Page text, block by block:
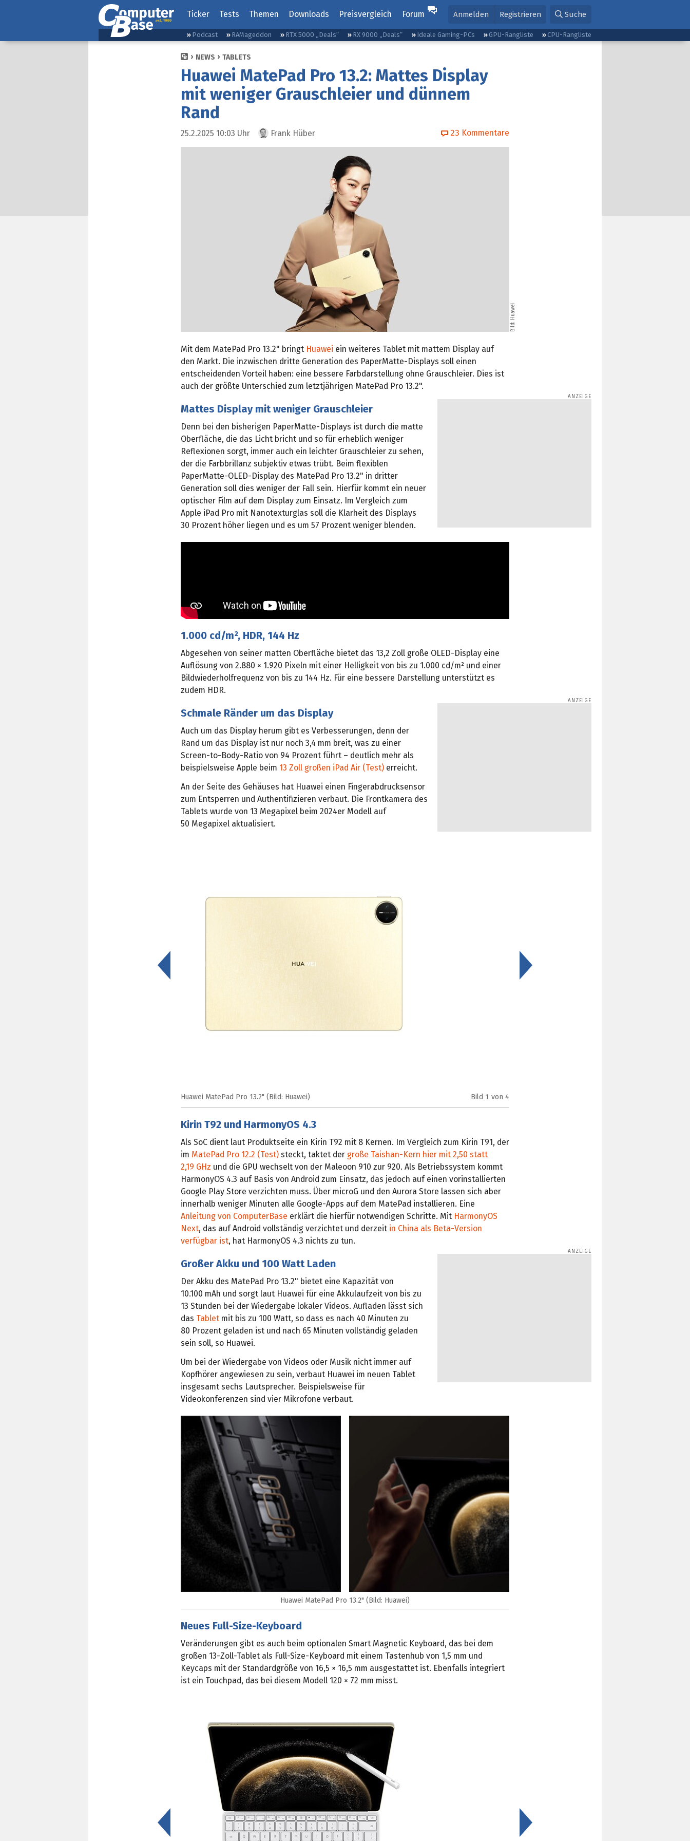
Ticker Tests Themen Downloads Preisvergleich Forum Anmelden Registrieren Suche
Podcast RAMageddon RTX 5000 „Deals“ RX 9000 „Deals“ Ideale Gaming-PCs GPU-Rangliste CPU-Rangliste
NEWS TABLETS
Huawei MatePad Pro 13.2: Mattes Display
mit weniger Grauschleier und dünnem
Rand
25.2.2025 10:03 Uhr Frank Hüber 23 Kommentare
Bild: Huawei
Mit dem MatePad Pro 13.2" bringt Huawei ein weiteres Tablet mit mattem Display auf
den Markt. Die inzwischen dritte Generation des PaperMatte-Displays soll einen
entscheidenden Vorteil haben: eine bessere Farbdarstellung ohne Grauschleier. Dies ist
auch der größte Unterschied zum letztjährigen MatePad Pro 13.2".
Mattes Display mit weniger Grauschleier
Denn bei den bisherigen PaperMatte-Displays ist durch die matte
Oberfläche, die das Licht bricht und so für erheblich weniger
Reflexionen sorgt, immer auch ein leichter Grauschleier zu sehen,
der die Farbbrillanz subjektiv etwas trübt. Beim flexiblen
PaperMatte-OLED-Display des MatePad Pro 13.2" in dritter
Generation soll dies weniger der Fall sein. Hierfür kommt ein neuer
optischer Film auf dem Display zum Einsatz. Im Vergleich zum
Apple iPad Pro mit Nanotexturglas soll die Klarheit des Displays
30 Prozent höher liegen und es um 57 Prozent weniger blenden.
1.000 cd/m², HDR, 144 Hz
Abgesehen von seiner matten Oberfläche bietet das 13,2 Zoll große OLED-Display eine
Auflösung von 2.880 × 1.920 Pixeln mit einer Helligkeit von bis zu 1.000 cd/m² und einer
Bildwiederholfrequenz von bis zu 144 Hz. Für eine bessere Darstellung unterstützt es
zudem HDR.
Schmale Ränder um das Display
Auch um das Display herum gibt es Verbesserungen, denn der
Rand um das Display ist nur noch 3,4 mm breit, was zu einer
Screen-to-Body-Ratio von 94 Prozent führt – deutlich mehr als
beispielsweise Apple beim 13 Zoll großen iPad Air (Test) erreicht.
An der Seite des Gehäuses hat Huawei einen Fingerabdrucksensor
zum Entsperren und Authentifizieren verbaut. Die Frontkamera des
Tablets wurde von 13 Megapixel beim 2024er Modell auf
50 Megapixel aktualisiert.
Huawei MatePad Pro 13.2" (Bild: Huawei) Bild 1 von 4
<
Kirin T92 und HarmonyOS 4.3
Als SoC dient laut Produktseite ein Kirin T92 mit 8 Kernen. Im Vergleich zum Kirin T91, der
im MatePad Pro 12.2 (Test) steckt, taktet der große Taishan-Kern hier mit 2,50 statt
2,19 GHz und die GPU wechselt von der Maleoon 910 zur 920. Als Betriebssystem kommt
HarmonyOS 4.3 auf Basis von Android zum Einsatz, das jedoch auf einen vorinstallierten
Google Play Store verzichten muss. Über microG und den Aurora Store lassen sich aber
innerhalb weniger Minuten alle Google-Apps auf dem MatePad installieren. Eine
Anleitung von ComputerBase erklärt die hierfür notwendigen Schritte. Mit HarmonyOS
Next, das auf Android vollständig verzichtet und derzeit in China als Beta-Version
verfügbar ist, hat HarmonyOS 4.3 nichts zu tun.
Großer Akku und 100 Watt Laden
Der Akku des MatePad Pro 13.2" bietet eine Kapazität von
10.100 mAh und sorgt laut Huawei für eine Akkulaufzeit von bis zu
13 Stunden bei der Wiedergabe lokaler Videos. Aufladen lässt sich
das Tablet mit bis zu 100 Watt, so dass es nach 40 Minuten zu
80 Prozent geladen ist und nach 65 Minuten vollständig geladen
sein soll, so Huawei.
Um bei der Wiedergabe von Videos oder Musik nicht immer auf
Kopfhörer angewiesen zu sein, verbaut Huawei im neuen Tablet
insgesamt sechs Lautsprecher. Beispielsweise für
Videokonferenzen sind vier Mikrofone verbaut.
Huawei MatePad Pro 13.2" (Bild: Huawei)
Neues Full-Size-Keyboard
Veränderungen gibt es auch beim optionalen Smart Magnetic Keyboard, das bei dem
großen 13-Zoll-Tablet als Full-Size-Keyboard mit einem Tastenhub von 1,5 mm und
Keycaps mit der Standardgröße von 16,5 × 16,5 mm ausgestattet ist. Ebenfalls integriert
ist ein Touchpad, das bei diesem Modell 120 × 72 mm misst.
<